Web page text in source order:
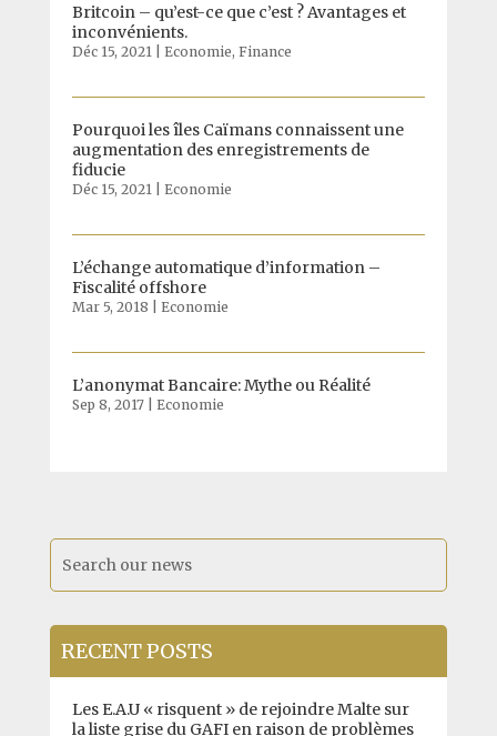
Britcoin – qu’est-ce que c’est ? Avantages et
inconvénients.
Déc 15, 2021| Economie, Finance
Pourquoi les îles Caïmans connaissent une
augmentation des enregistrements de
fiducie
Déc 15, 2021| Economie
L’échange automatique d’information –
Fiscalité offshore
Mar 5, 2018 Economie
L’anonymat Bancaire: Mythe ou Réalité
Sep 8, 2017| Economie
RECENT POSTS
Les E.A.U « risquent » de rejoindre Malte sur
la liste grise du GAFI en raison de problèmes